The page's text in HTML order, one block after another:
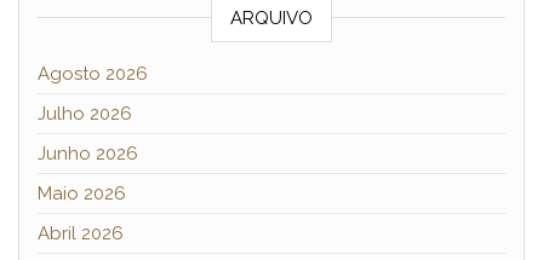
ARQUIVO
Agosto 2026
Julho 2026
Junho 2026
Maio 2026
Abril 2026